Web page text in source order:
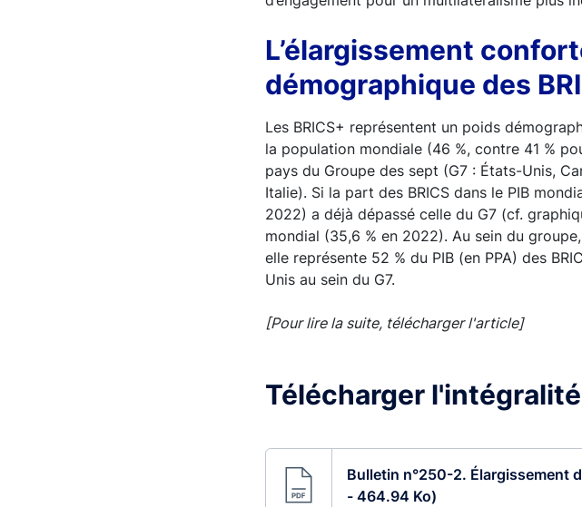
L’élargissement
démographique des
Les BRICS+ représentent un poids
la population mondiale (46 %, contre 41 %
pays du Groupe des sept (G7 : États-Unis,
Italie). Si la part des BRICS dans le PIB
2022) a déjà dépassé celle du G7 (cf.
mondial (35,6 % en 2022). Au sein du
elle représente 52 % du PIB (en PPA) des
Unis au sein du G7.
[Pour lire la suite, télécharger l'article]
Télécharger
Bulletin n°250-2. Élargissement
- 464.94 Ko)